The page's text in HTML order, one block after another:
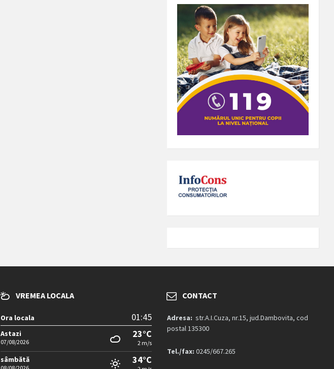
VREMEA LOCALA
Ora locala 01:45
Astazi
07/08/2026
23°C
2 m/s
sâmbătă 34°C
CONTACT
Adresa: str.A.I.Cuza, nr.15, jud.Dambovita, cod
postal 135300
Tel./fax: 0245/667.265